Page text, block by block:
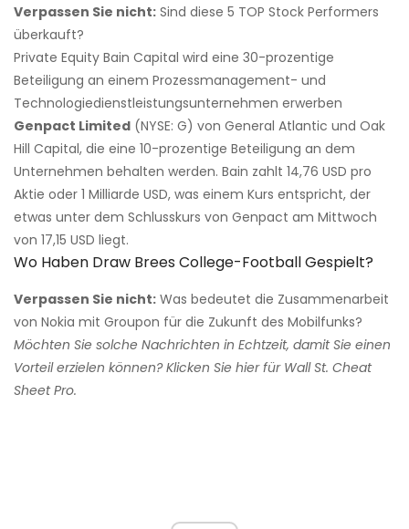
Verpassen Sie nicht: Sind diese 5 TOP Stock Performers
überkauft?
Private Equity Bain Capital wird eine 30-prozentige
Beteiligung an einem Prozessmanagement- und
Technologiedienstleistungsunternehmen erwerben
Genpact Limited (NYSE: G) von General Atlantic und Oak
Hill Capital, die eine 10-prozentige Beteiligung an dem
Unternehmen behalten werden. Bain zahlt 14,76 USD pro
Aktie oder 1 Milliarde USD, was einem Kurs entspricht, der
etwas unter dem Schlusskurs von Genpact am Mittwoch
von 17,15 USD liegt.
Wo Haben Draw Brees College-Football Gespielt?
Verpassen Sie nicht: Was bedeutet die Zusammenarbeit
von Nokia mit Groupon für die Zukunft des Mobilfunks?
Möchten Sie solche Nachrichten in Echtzeit, damit Sie einen
Vorteil erzielen können? Klicken Sie hier für Wall St. Cheat
Sheet Pro.